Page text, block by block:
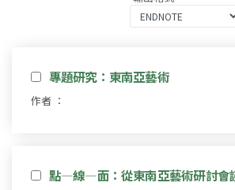
專題研究：東南亞藝術
作者 ：
點—線—面：從東南亞藝術研討會